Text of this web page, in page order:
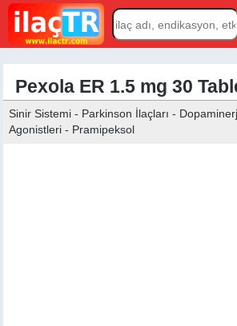
Pexola ER 1.5 mg 30
Sinir Sistemi - Parkinson İlaçları -
Agonistleri - Pramipeksol